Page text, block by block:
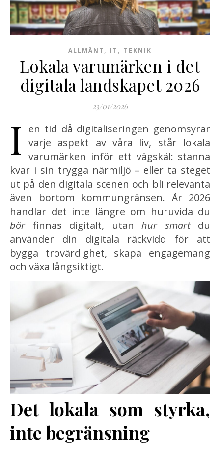
ALLMÄNT , IT , TEKNIK
Lokala varumärken i det
digitala landskapet 2026
23/01/2026
I en tid då digitaliseringen genomsyrar
varje aspekt av våra liv, står lokala
varumärken inför ett vägskäl: stanna
kvar i sin trygga närmiljö – eller ta steget
ut på den digitala scenen och bli relevanta
även bortom kommungränsen. År 2026
handlar det inte längre om huruvida du
börfinnas digitalt, utan hur smartdu
använder din digitala räckvidd för att
bygga trovärdighet, skapa engagemang
och växa långsiktigt.
Det lokala som styrka,
inte begränsning